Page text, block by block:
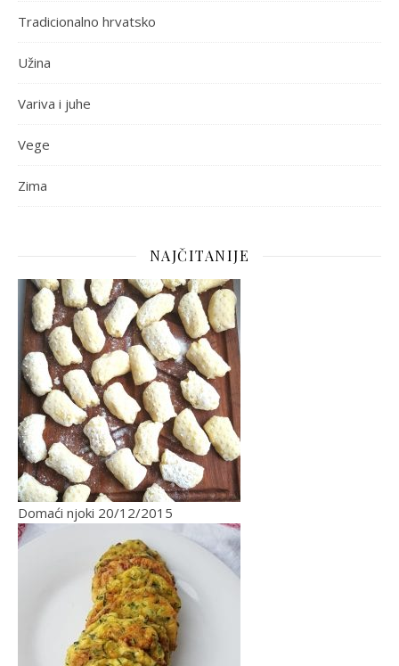
Tradicionalno hrvatsko
Užina
Variva i juhe
Vege
Zima
NAJČITANIJE
Domaći njoki 20/12/2015